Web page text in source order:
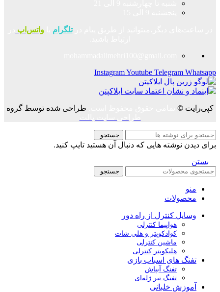
در ساعت‌های دیگر،میتوانید از طریق پیام درتلگرام یاواتس‌اپ
InstagramYoutube Telegram Whatsapp
کپی‌رایت ©
طراحی شده توسط گروه
جستجو
برای دیدن نوشته هایی که دنبال آن هستید تایپ کنید.
بستن
جستجو
منو
محصولات
وسایل کنترل از راه دور
هواپیما کنترلی
کوادکوپتر و هلی شات
ماشین کنترلی
هلیکوپتر کنترلی
تفنگ های اسباب بازی
تفنگ آبپاش
تفنگ تیر ژله‌ای
آموزش خلبانی